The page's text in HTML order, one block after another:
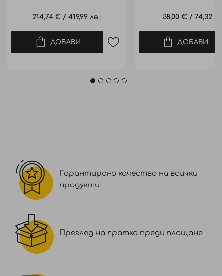
214,74 € /419,99 лв.
ДОБАВИ
38,00 € / 74,32
ДОБАВИ
Гарантирано качество на всички
продукти
Преглед на пратка преди плащане